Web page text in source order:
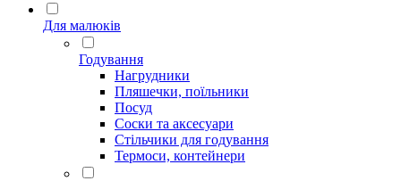
Для малюків
Годування
Нагрудники
Пляшечки, поїльники
Посуд
Соски та аксесуари
Стільчики для годування
Термоси, контейнери